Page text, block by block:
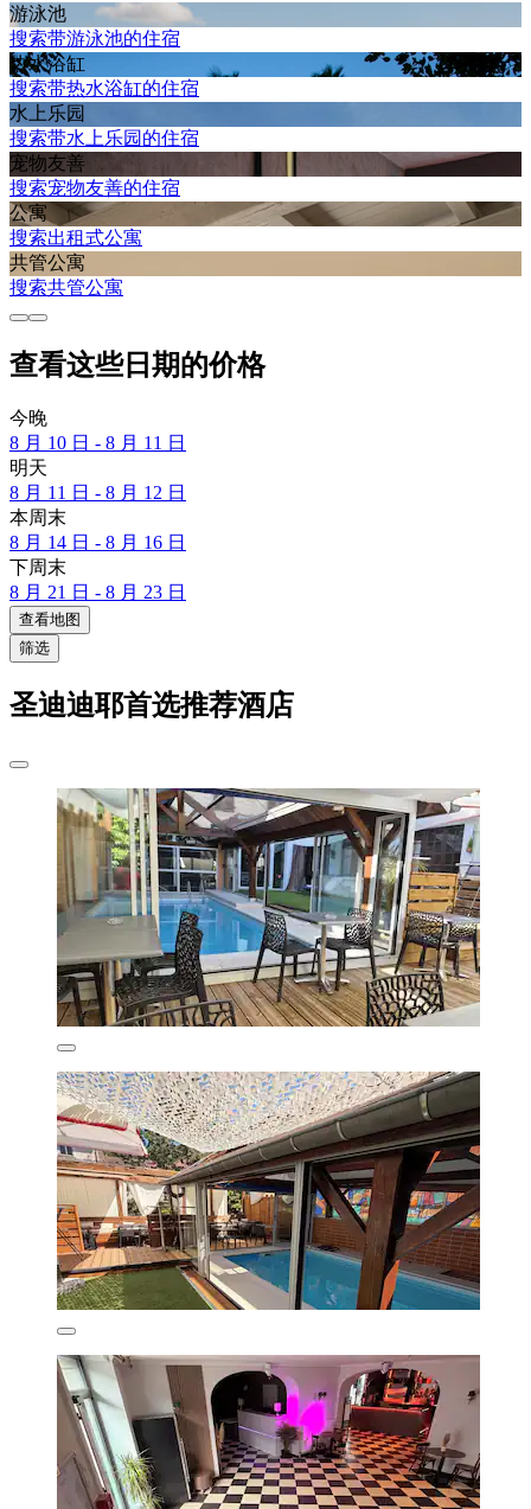
游泳池
搜索带游泳池的住宿
热水浴缸
搜索带热水浴缸的住宿
水上乐园
搜索带水上乐园的住宿
宠物友善
搜索宠物友善的住宿
公寓
搜索出租式公寓
共管公寓
搜索共管公寓
查看这些日期的价格
今晚
8 月 10 日 - 8 月 11 日
明天
8 月 11 日 - 8 月 12 日
本周末
8 月 14 日 - 8 月 16 日
下周末
8 月 21 日 - 8 月 23 日
查看地图
筛选
圣迪迪耶首选推荐酒店